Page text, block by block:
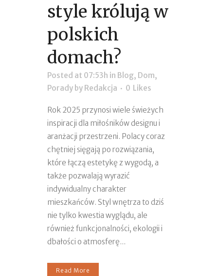
style królują w
polskich
domach?
Posted at 07:53h in Blog, Dom,
Porady by Redakcja 0 Likes
Rok 2025 przynosi wiele świeżych
inspiracji dla miłośników designu i
aranżacji przestrzeni. Polacy coraz
chętniej sięgają po rozwiązania,
które łączą estetykę z wygodą, a
także pozwalają wyrazić
indywidualny charakter
mieszkańców. Styl wnętrza to dziś
nie tylko kwestia wyglądu, ale
również funkcjonalności, ekologii i
dbałości o atmosferę...
Read More